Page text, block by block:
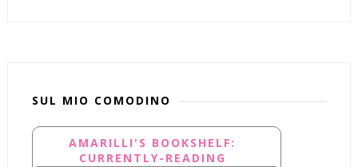
SUL MIO COMODINO
AMARILLI'S BOOKSHELF:
CURRENTLY-READING